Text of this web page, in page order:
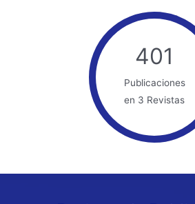
401
Publicaciones
en 3 Revistas